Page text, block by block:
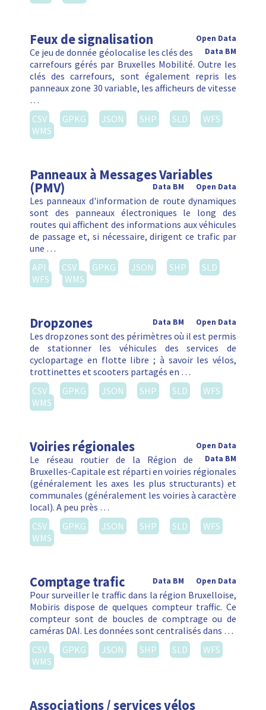
Feux de signalisation
Open Data
Data BM
Ce jeu de donnée géolocalise les clés des
carrefours gérés par Bruxelles Mobilité. Outre les
clés des carrefours, sont également repris les
panneaux zone 30 variable, les afficheurs de vitesse
CSV
GPKG JSON SHP SLD
WFS
WMS
Panneaux à Messages Variables
(PMV) Open Data
Data BM
Les panneaux d'information de route dynamiques
sont des panneaux électroniques le long des
routes qui affichent des informations aux véhicules
de passage et, si nécessaire, dirigent ce trafic par
une …
API
CSV GPKG JSON SHP
SLD
WFS
WMS
Dropzones Open Data
Data BM
Les dropzones sont des périmètres où il est permis
de stationner les véhicules des services de
cyclopartage en flotte libre ; à savoir les vélos,
trottinettes et scooters partagés en …
CSV
GPKG JSON SHP SLD
WFS
WMS
Voiries régionales
Open Data
Data BM
Le réseau routier de la Région de
Bruxelles-Capitale est réparti en voiries régionales
(généralement les axes les plus structurants) et
communales (généralement les voiries à caractère
local). A peu près …
CSV
GPKG JSON SHP SLD
WFS
WMS
Comptage trafic Open Data
Data BM
Pour surveiller le traffic dans la région Bruxelloise,
Mobiris dispose de quelques compteur traffic. Ce
compteur sont de boucles de comptrage ou de
caméras DAI. Les données sont centralisés dans …
CSV
GPKG JSON SHP SLD
WFS
WMS
Associations / services vélos